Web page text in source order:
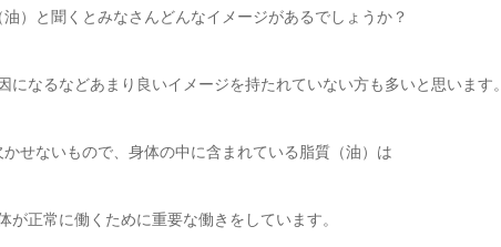
）と聞くとみなさんどんなイメージがあるでしょうか？
なるなどあまり良いイメージを持たれていない方も多いと思います。
せないもので、身体の中に含まれている脂質（油）は
が正常に働くために重要な働きをしています。